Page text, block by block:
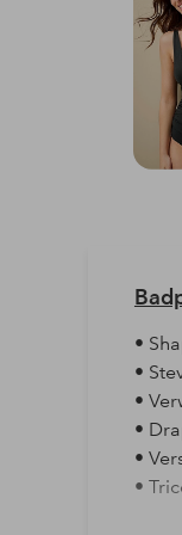
•
•
•
•
•
•